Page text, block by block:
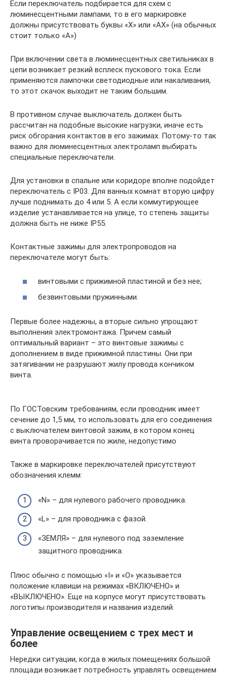
Если переключатель подбирается для схем с
люминесцентными лампами, то в его маркировке
должны присутствовать буквы «X» или «AX» (на обычных
стоит только «А»)
При включении света в люминесцентных светильниках в
цепи возникает резкий всплеск пускового тока. Если
применяются лампочки светодиодные или накаливания,
то этот скачок выходит не таким большим.
В противном случае выключатель должен быть
рассчитан на подобные высокие нагрузки, иначе есть
риск обгорания контактов в его зажимах. Потому-то так
важно для люминесцентных электроламп выбирать
специальные переключатели.
Для установки в спальне или коридоре вполне подойдет
переключатель с IP03. Для ванных комнат вторую цифру
лучше поднимать до 4 или 5. А если коммутирующее
изделие устанавливается на улице, то степень защиты
должна быть не ниже IP55.
Контактные зажимы для электропроводов на
переключателе могут быть:
винтовыми с прижимной пластиной и без нее;
безвинтовыми пружинными.
Первые более надежны, а вторые сильно упрощают
выполнения электромонтажа. Причем самый
оптимальный вариант – это винтовые зажимы с
дополнением в виде прижимной пластины. Они при
затягивании не разрушают жилу провода кончиком
винта.
По ГОСТовским требованиям, если проводник имеет
сечение до 1,5 мм, то использовать для его соединения
с выключателем винтовой зажим, в котором конец
винта проворачивается по жиле, недопустимо
Также в маркировке переключателей присутствуют
обозначения клемм:
«N» – для нулевого рабочего проводника.
«L» – для проводника с фазой.
«ЗЕМЛЯ» – для нулевого под заземление
защитного проводника.
Плюс обычно с помощью «I» и «O» указывается
положение клавиши на режимах «ВКЛЮЧЕНО» и
«ВЫКЛЮЧЕНО». Еще на корпусе могут присутствовать
логотипы производителя и названия изделий.
Управление освещением с трех мест и
более
Нередки ситуации, когда в жилых помещениях большой
площади возникает потребность управлять освещением